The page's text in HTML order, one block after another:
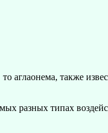
также
разных типах